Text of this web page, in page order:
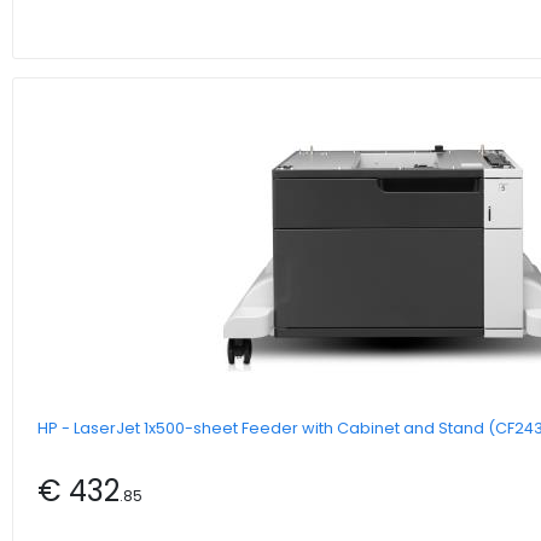
HP - LaserJet 1x500-sheet Feeder with Cabinet and Stand
€ 432.85